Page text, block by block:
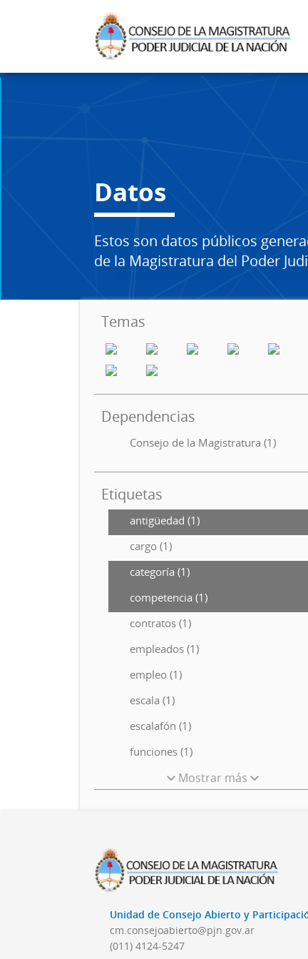
Datos
Estos son datos públicos
de la Magistratura del Poder
Temas
Dependencias
Consejo de la Magistratura (1)
Etiquetas
antigüedad (1)
cargo (1)
categoría (1)
competencia (1)
contratos (1)
empleados (1)
empleo (1)
escala (1)
escalafón (1)
funciones (1)
Mostrar más
Unidad de Consejo Abierto y
cm.consejoabierto@pjn.gov.ar
(011) 4124-5247